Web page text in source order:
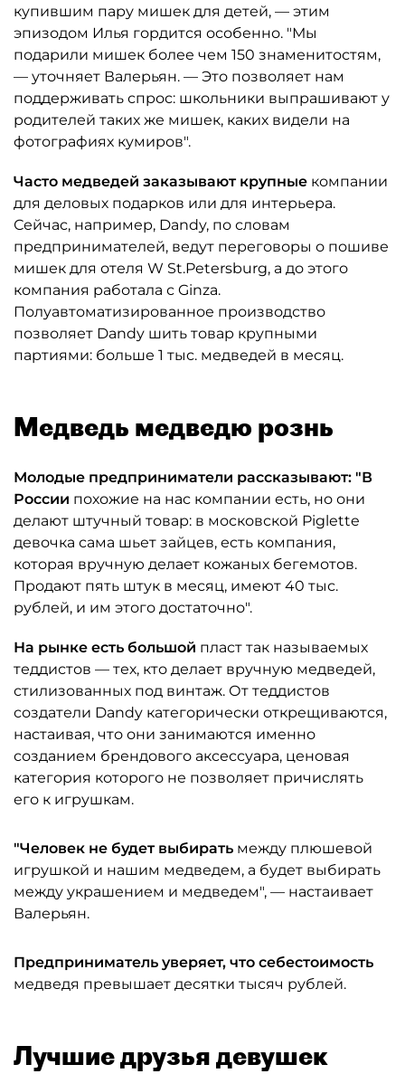
купившим пару мишек для детей, — этим
эпизодом Илья гордится особенно. "Мы
подарили мишек более чем 150 знаменитостям,
— уточняет Валерьян. — Это позволяет нам
поддерживать спрос: школьники выпрашивают у
родителей таких же мишек, каких видели на
фотографиях кумиров".
Часто медведей заказывают крупные компании
для деловых подарков или для интерьера.
Сейчас, например, Dandy, по словам
предпринимателей, ведут переговоры о пошиве
мишек для отеля W St.Petersburg, а до этого
компания работала с Ginza.
Полуавтоматизированное производство
позволяет Dandy шить товар крупными
партиями: больше 1 тыс. медведей в месяц.
Медведь медведю рознь
Молодые предприниматели рассказывают: "В
России похожие на нас компании есть, но они
делают штучный товар: в московской Piglette
девочка сама шьет зайцев, есть компания,
которая вручную делает кожаных бегемотов.
Продают пять штук в месяц, имеют 40 тыс.
рублей, и им этого достаточно".
На рынке есть большой пласт так называемых
теддистов — тех, кто делает вручную медведей,
стилизованных под винтаж. От теддистов
создатели Dandy категорически открещиваются,
настаивая, что они занимаются именно
созданием брендового аксессуара, ценовая
категория которого не позволяет причислять
его к игрушкам.
"Человек не будет выбирать между плюшевой
игрушкой и нашим медведем, а будет выбирать
между украшением и медведем", — настаивает
Валерьян.
Предприниматель уверяет, что себестоимость
медведя превышает десятки тысяч рублей.
Лучшие друзья девушек